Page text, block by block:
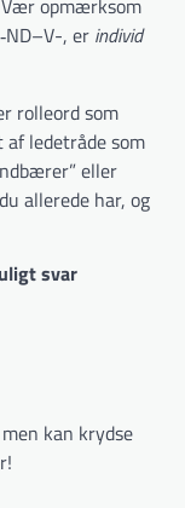
opmærksom
, er individ
rolleord som
af ledetråde som
eller
allerede har, og
svar
kan krydse